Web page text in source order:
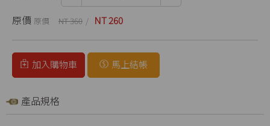
原價
NT 360 NT 260
加入購物車 馬上結帳
產品規格